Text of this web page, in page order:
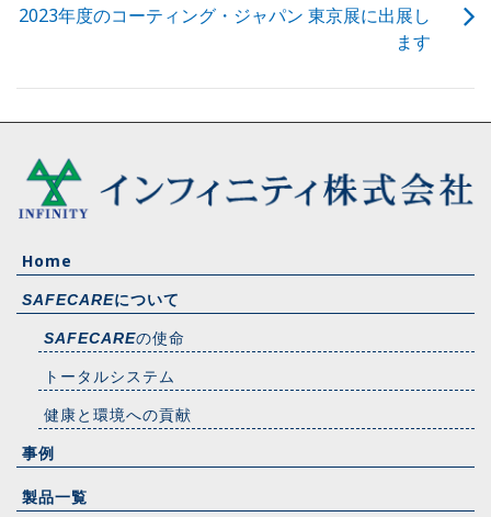
2023年度のコーティング・ジャパン 東京展に出展し
ます
Home
SAFECAREについて
SAFECAREの使命
トータルシステム
健康と環境への貢献
事例
製品一覧